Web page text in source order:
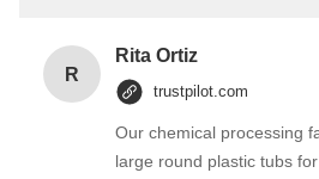
R
Rita Ortiz
trustpilot.com
Our chemical processing
large round plastic tubs